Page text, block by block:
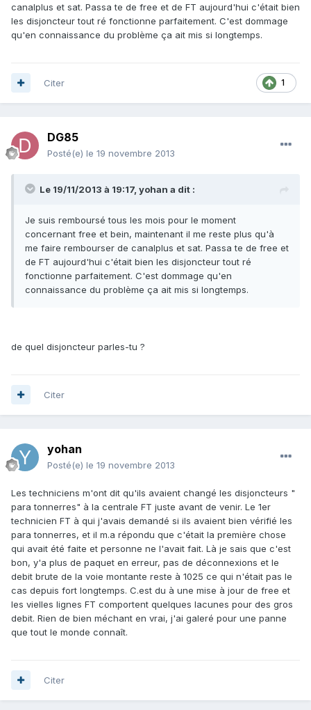
canalplus et sat. Passa te de free et de FT aujourd'hui c'était bien
les disjoncteur tout ré fonctionne parfaitement. C'est dommage
qu'en connaissance du problème ça ait mis si longtemps.
1
Citer
DG85
Posté(e) le 19 novembre 2013
Le 19/11/2013 à 19:17, yohan a dit :
Je suis remboursé tous les mois pour le moment
concernant free et bein, maintenant il me reste plus qu'à
me faire rembourser de canalplus et sat. Passa te de free et
de FT aujourd'hui c'était bien les disjoncteur tout ré
fonctionne parfaitement. C'est dommage qu'en
connaissance du problème ça ait mis si longtemps.
de quel disjoncteur parles-tu ?
Citer
yohan
Posté(e) le 19 novembre 2013
Les techniciens m'ont dit qu'ils avaient changé les disjoncteurs "
para tonnerres" à la centrale FT juste avant de venir. Le 1er
technicien FT à qui j'avais demandé si ils avaient bien vérifié les
para tonnerres, et il m.a répondu que c'était la première chose
qui avait été faite et personne ne l'avait fait. Là je sais que c'est
bon, y'a plus de paquet en erreur, pas de déconnexions et le
debit brute de la voie montante reste à 1025 ce qui n'était pas le
cas depuis fort longtemps. C.est du à une mise à jour de free et
les vielles lignes FT comportent quelques lacunes pour des gros
debit. Rien de bien méchant en vrai, j'ai galeré pour une panne
que tout le monde connaît.
Citer